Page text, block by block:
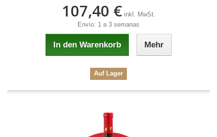
107,40 € inkl. MwSt.
Envío: 1 a 3 semanas
In den Warenkorb Mehr
Auf Lager